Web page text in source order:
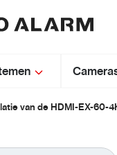
van de HDMI-EX-60-